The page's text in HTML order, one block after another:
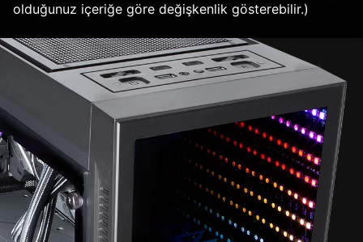
olduğunuz içeriğe göre değişkenlik gösterebilir.)